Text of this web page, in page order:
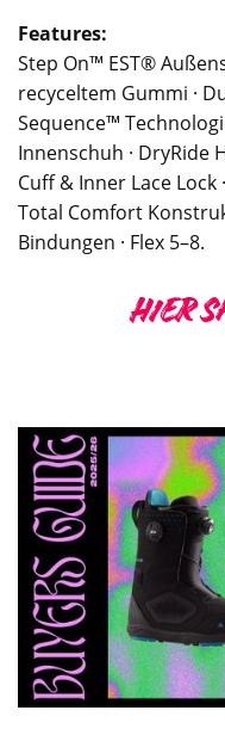
Features:
Step On™ EST®
recyceltem Gummi ·
Sequence™
Innenschuh · DryRide
Cuff & Inner Lace Lock
Total Comfort
Bindungen · Flex 5–8.
HIER